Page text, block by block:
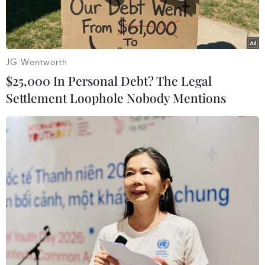
(Ảnh minh họa: Huỳnh Sử/TTXVN)
Một điểm mâu thuẫn lớn đang tồn tại ở bãi rác
Đa Phước, Thành phố Hồ Chí Minh, đó là sử
dụng công nghệ chôn lấp bình thường nhưng
đơn giá xử lý rác lại không hề rẻ.
JG Wentworth
$25,000 In Personal Debt? The Legal
Settlement Loophole Nobody Mentions